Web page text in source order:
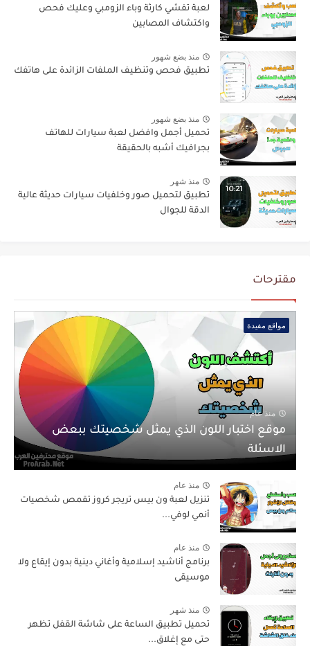
لعبة تفشي كارثة وباء الزومبي وعليك فحص
واكتشاف المصابين
منذ بضع شهور
تطبيق فحص وتنظيف الملفات الزائدة على هاتفك
منذ بضع شهور
تحميل أجمل وافضل لعبة سيارات للهاتف
بجرافيك أشبه بالحقيقة
منذ شهر
تطبيق لتحميل صور وخلفيات سيارات حديثة عالية
الدقة للجوال
مقترحات
مواقع مفيدة
منذ عام
موقع اختبار اللون الذي يمثل شخصيتك ببعض
الاسئلة
منذ عام
تنزيل لعبة ون بيس تريجر كروز تقمص شخصيات
أنمي لوفي...
منذ عام
برنامج أناشيد إسلامية وأغاني دينية بدون إيقاع ولا
موسيقى
منذ شهر
تحميل تطبيق الساعة على شاشة القفل تظهر
حتى مع إغلاق...